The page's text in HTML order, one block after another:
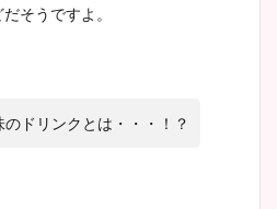
そうですよ。
のドリンクとは・・・！？